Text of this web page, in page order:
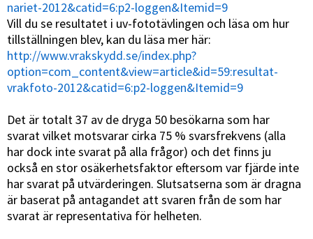
nariet-2012&catid=6:p2-loggen&Itemid=9
Vill du se resultatet i uv-fototävlingen och läsa om hur
tillställningen blev, kan du läsa mer här:
http://www.vrakskydd.se/index.php?
option=com_content&view=article&id=59:resultat-
vrakfoto-2012&catid=6:p2-loggen&Itemid=9
Det är totalt 37 av de dryga 50 besökarna som har
svarat vilket motsvarar cirka 75 % svarsfrekvens (alla
har dock inte svarat på alla frågor) och det finns ju
också en stor osäkerhetsfaktor eftersom var fjärde inte
har svarat på utvärderingen. Slutsatserna som är dragna
är baserat på antagandet att svaren från de som har
svarat är representativa för helheten.